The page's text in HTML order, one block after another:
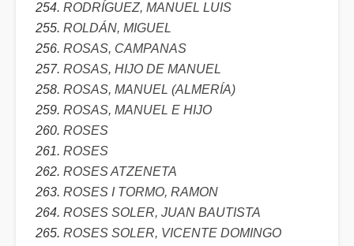
RODRÍGUEZ, MANUEL LUIS
ROLDÁN, MIGUEL
ROSAS, CAMPANAS
ROSAS, HIJO DE MANUEL
ROSAS, MANUEL (ALMERÍA)
ROSAS, MANUEL E HIJO
ROSES
ROSES
ROSES ATZENETA
ROSES I TORMO, RAMON
ROSES SOLER, JUAN BAUTISTA
ROSES SOLER, VICENTE DOMINGO